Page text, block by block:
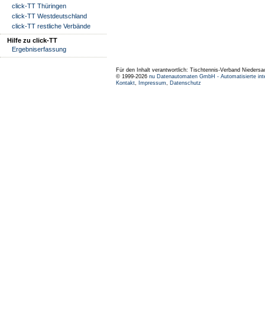
click-TT Thüringen
click-TT Westdeutschland
click-TT restliche Verbände
Hilfe zu click-TT
Ergebniserfassung
Für den Inhalt verantwortlich: Tischtennis-Verband
© 1999-2026 nu Datenautomaten GmbH - Automatisierte
Kontakt, Impressum, Datenschutz